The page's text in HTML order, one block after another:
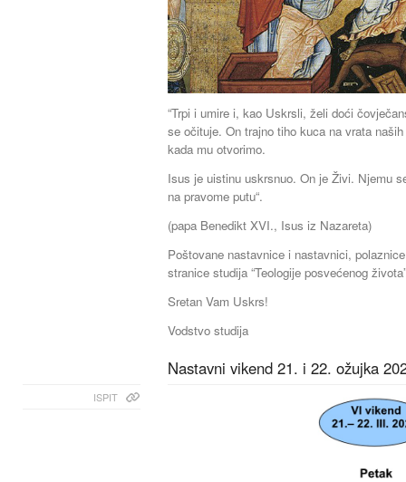
“Trpi i umire i, kao Uskrsli, želi doći
se očituje. On trajno tiho kuca na vrata
kada mu otvorimo.
Isus je uistinu uskrsnuo. On je Živi. Njemu
na pravome putu“.
(papa Benedikt XVI., Isus iz Nazareta)
Poštovane nastavnice i nastavnici,
stranice studija “Teologije posvećenog
Sretan Vam Uskrs!
Vodstvo studija
Nastavni vikend 21. i 22. ožujka
ISPIT